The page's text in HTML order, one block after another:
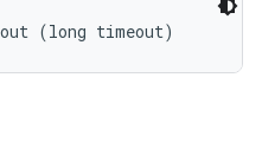
(long timeout)